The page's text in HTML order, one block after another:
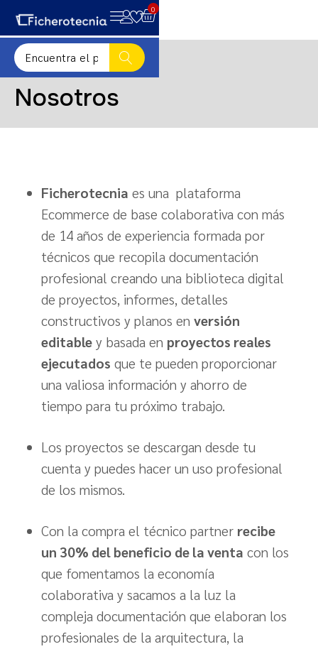
0
Nosotros
Ficherotecnia es una plataforma
Ecommerce de base colaborativa con más
de 14 años de experiencia formada por
técnicos que recopila documentación
profesional creando una biblioteca digital
de proyectos, informes, detalles
constructivos y planos en versión
editable y basada en proyectos reales
ejecutados que te pueden proporcionar
una valiosa información y ahorro de
tiempo para tu próximo trabajo.
Los proyectos se descargan desde tu
cuenta y puedes hacer un uso profesional
de los mismos.
Con la compra el técnico partner recibe
un 30% del beneficio de la venta con los
que fomentamos la economía
colaborativa y sacamos a la luz la
compleja documentación que elaboran los
profesionales de la arquitectura, la